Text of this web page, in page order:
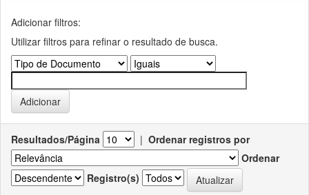
Adicionar filtros:
Utilizar filtros para refinar o resultado de busca.
Resultados/Página | Ordenar registros por
Ordenar
Registro(s)